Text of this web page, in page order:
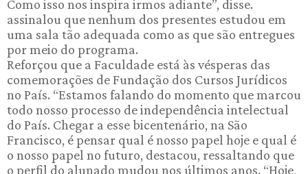
Como isso nos inspira irmos adiante”, disse.
assinalou que nenhum dos presentes estudou em
uma sala tão adequada como as que são entregues
por meio do programa.
Reforçou que a Faculdade está às vésperas das
comemorações de Fundação dos Cursos Jurídicos
no País. “Estamos falando do momento que marcou
todo nosso processo de independência intelectual
do País. Chegar a esse bicentenário, na São
Francisco, é pensar qual é nosso papel hoje e qual é
o nosso papel no futuro, destacou, ressaltando que
o perfil do alunado mudou nos últimos anos. “Hoje,